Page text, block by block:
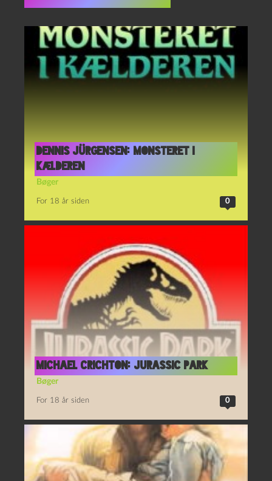
Dennis Jürgensen: Monsteret i
kælderen
Bøger
For 18 år siden 0
Michael Crichton: Jurassic Park
Bøger
For 18 år siden 0